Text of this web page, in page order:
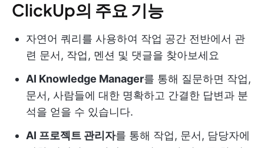
ClickUp의 주요 기능
자연어 쿼리를 사용하여 작업 공간 전반에서 관
련 문서, 작업, 멘션 및 댓글을 찾아보세요
AI Knowledge Manager를 통해 질문하면 작업,
문서, 사람들에 대한 명확하고 간결한 답변과 분
석을 얻을 수 있습니다.
AI 프로젝트 관리자를 통해 작업, 문서, 담당자에